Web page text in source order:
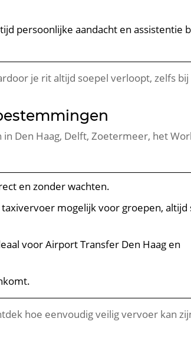
persoonlijke aandacht en assistentie
je rit altijd soepel verloopt, zelfs bij
Den Haag, Delft, Zoetermeer, het
en zonder wachten.
taxivervoer mogelijk voor groepen, altijd
voor Airport Transfer Den Haag en
hoe eenvoudig veilig vervoer kan